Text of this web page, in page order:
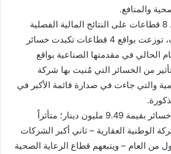
والمنافع.
كشفت الإحصائية ضغط 8 قطاعات على النتائج المالية الفصلية
لشركات بورصة الكويت، توزعت بواقع 4 قطاعات تكبدت خسائر
الحالي في مقدمتها الصناعية بواقع
بتأثير من الخسائر التي مُنيت بها شركة
والتي جاءت في صدارة قائمة الأكبر في
كما سجل قطاع العقار خسائر بقيمة 9.49 مليون دينار؛ متأثراً
الوطنية العقارية – ثاني أكبر الشركات
من العام – ويتبعهم قطاع الرعاية الصحية